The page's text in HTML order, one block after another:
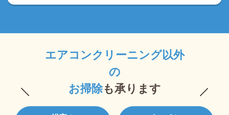
エアコンクリーニング以外
の
お掃除も承ります